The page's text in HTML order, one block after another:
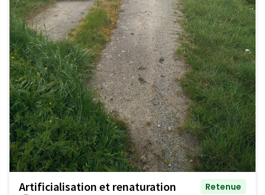
Artificialisation et renaturation
Retenue